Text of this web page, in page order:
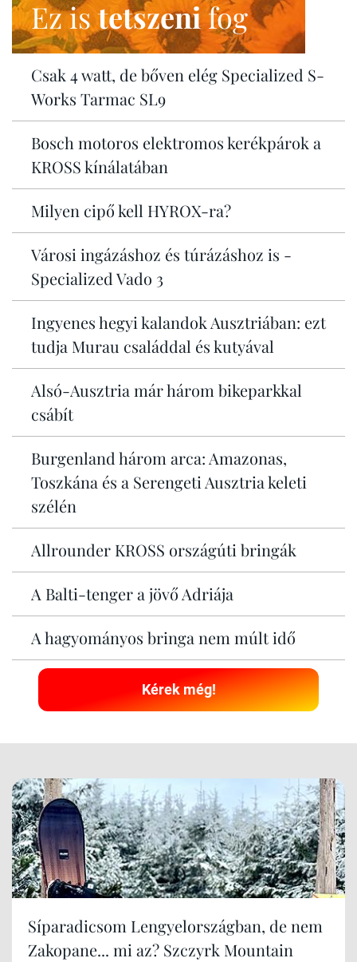
Ez istetszenifog
Csak 4 watt, de bőven elég Specialized S-
Works Tarmac SL9
Bosch motoros elektromos kerékpárok a
KROSS kínálatában
Milyen cipő kell HYROX-ra?
Városi ingázáshoz és túrázáshoz is -
Specialized Vado 3
Ingyenes hegyi kalandok Ausztriában: ezt
tudja Murau családdal és kutyával
Alsó-Ausztria már három bikeparkkal
csábít
Burgenland három arca: Amazonas,
Toszkána és a Serengeti Ausztria keleti
szélén
Allrounder KROSS országúti bringák
A Balti-tenger a jövő Adriája
A hagyományos bringa nem múlt idő
Kérek még!
Síparadicsom Lengyelországban, de nem
Zakopane... mi az? Szczyrk Mountain